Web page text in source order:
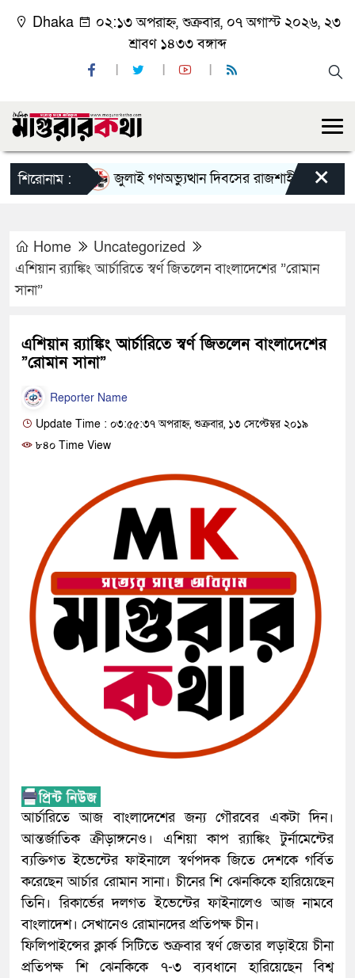
Dhaka
০২:১৩ অপরাহ্ন, শুক্রবার, ০৭ অগাস্ট ২০২৬, ২৩
শ্রাবণ ১৪৩৩ বঙ্গাব্দ
শিরোনাম : জুলাই গণঅভ্যুত্থান দিবসের রাজশাহী মহানগর×
Home
Uncategorized
এশিয়ান র‌্যাঙ্কিং আর্চারিতে স্বর্ণ জিতলেন বাংলাদেশের ”রোমান
সানা”
এশিয়ান র‌্যাঙ্কিং আর্চারিতে স্বর্ণ জিতলেন বাংলাদেশের
”রোমান সানা”
Reporter Name
Update Time : ০৩:৫৫:৩৭ অপরাহ্ন, শুক্রবার, ১৩ সেপ্টেম্বর ২০১৯
৮৪০ Time View
আর্চারিতে আজ বাংলাদেশের জন্য গৌরবের একটা দিন।
আন্তর্জাতিক ক্রীড়াঙ্গনেও। এশিয়া কাপ র‍্যাঙ্কিং টুর্নামেন্টের
ব্যক্তিগত ইভেন্টের ফাইনালে স্বর্ণপদক জিতে দেশকে গর্বিত
করেছেন আর্চার রোমান সানা। চীনের শি ঝেনকিকে হারিয়েছেন
তিনি। রিকার্ভের দলগত ইভেন্টের ফাইনালেও আজ নামবে
বাংলাদেশ। সেখানেও রোমানদের প্রতিপক্ষ চীন।
ফিলিপাইন্সের ক্লার্ক সিটিতে শুক্রবার স্বর্ণ জেতার লড়াইয়ে চীনা
প্রতিপক্ষ শি ঝেনকিকে ৭-৩ ব্যবধানে হারিয়েছেন বিশ্ব